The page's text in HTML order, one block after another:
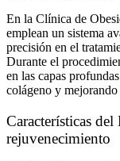
En la Clínica de
emplean un sistema
precisión en el
Durante el
en las capas
colágeno y
Características
rejuvenecimiento